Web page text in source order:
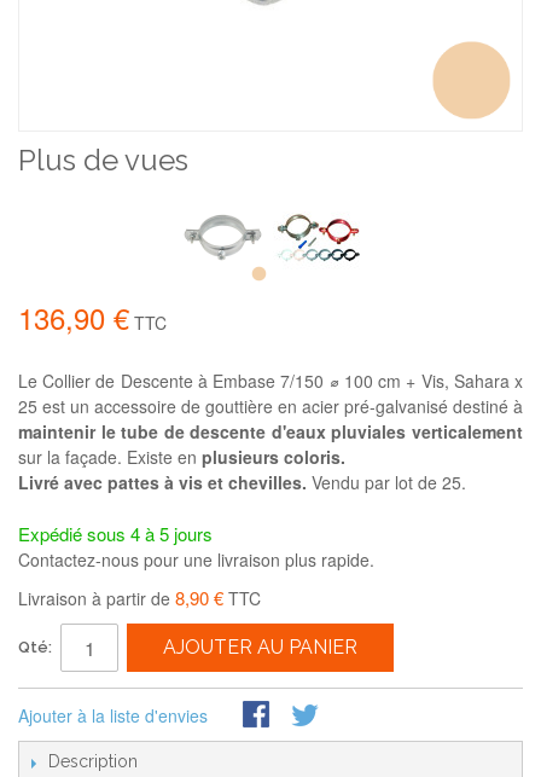
Plus de vues
136,90 € TTC
Le Collier de Descente à Embase 7/150 ⌀ 100 cm + Vis, Sahara x
25 est un accessoire de gouttière en acier pré-galvanisé destiné à
maintenir le tube de descente d'eaux pluviales verticalement
sur la façade. Existe en plusieurs coloris.
Livré avec pattes à vis et chevilles. Vendu par lot de 25.
Expédié sous 4 à 5 jours
Contactez-nous pour une livraison plus rapide.
Livraison à partir de 8,90 € TTC
Qté: AJOUTER AU PANIER
Ajouter à la liste d'envies
Description